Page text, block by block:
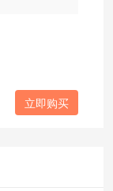
立即购买